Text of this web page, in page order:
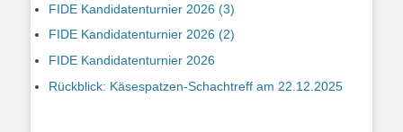
FIDE Kandidatenturnier 2026 (3)
FIDE Kandidatenturnier 2026 (2)
FIDE Kandidatenturnier 2026
Rückblick: Käsespatzen-Schachtreff am 22.12.2025